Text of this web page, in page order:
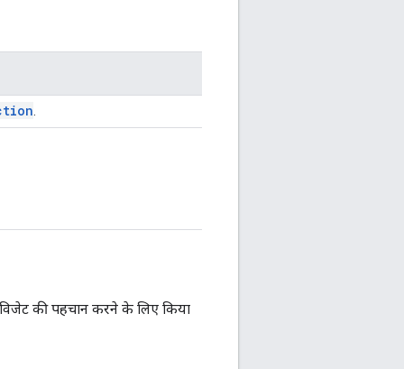
की पहचान करने के लिए किया